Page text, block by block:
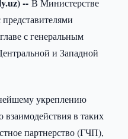
В Министерстве
представителями
с генеральным
и Западной
укреплению
взаимодействия в таких
партнерство (ГЧП),